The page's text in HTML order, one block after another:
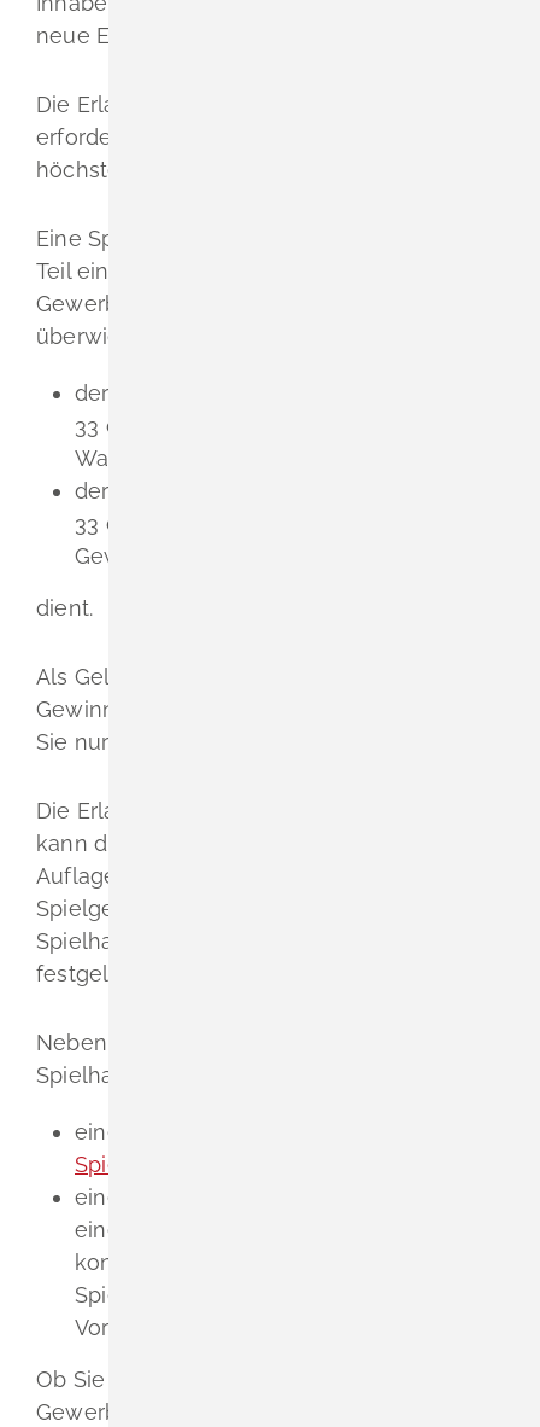
neue Erlaubnis erforderlich.
Die Erlaubnis ersetzt die bislang
erforderliche Spielhallenerlaubnis. Sie ist auf
höchstens 15 Jahre befristet.
Eine Spielhalle ist ein Unternehmen oder
Teil eines Unternehmens im stehenden
Gewerbe, das ausschließlich oder
überwiegend
der Aufstellung von Spielgeräten nach §
33 c Absatz 1 Satz 1 (Geld- oder
Warenspielgeräte) oder
der Veranstaltung anderer Spiele nach §
33 d Absatz 1 Satz 1 der
Gewerbeordnung
dient.
Als Geld- oder Warenspielgeräte mit
Gewinnmöglichkeit gelten auch Geräte, die
Sie nur zu Erprobungszwecken aufstellen.
Die Erlaubnis für den Betrieb der Spielhalle
kann die zuständige Stelle im Einzelfall mit
Auflagen versehen. Die zulässige Anzahl der
Spielgeräte richtet sich nach der Größe der
Spielhalle und ist in der Spielverordnung
festgelegt.
Neben der Erlaubnis zum Betrieb der
Spielhalle benötigen Sie zusätzlich:
eine
Spielgeräten
eine Geeignetheitsbestätigung. Das ist
eine behördliche Bestätigung, dass der
konkrete Aufstellort des jeweiligen
Spielgeräts den jeweils gültigen
Vorschriften entspricht.
Ob Sie diese erhalten, richtet sich nach der
Gewerbeordnung und der Spielverordnung.